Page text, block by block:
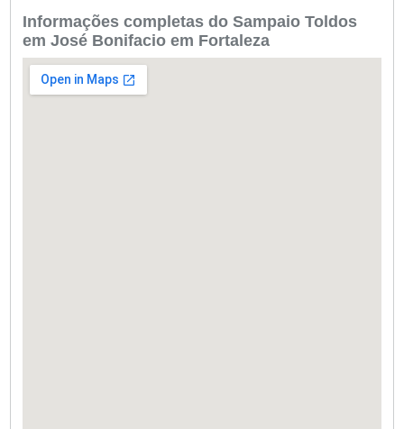
Informações completas do Sampaio Toldos
em José Bonifacio em Fortaleza